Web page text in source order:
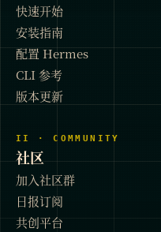
快速开始
安装指南
配置 Hermes
CLI 参考
版本更新
II · COMMUNITY
社区
加入社区群
日报订阅
共创平台